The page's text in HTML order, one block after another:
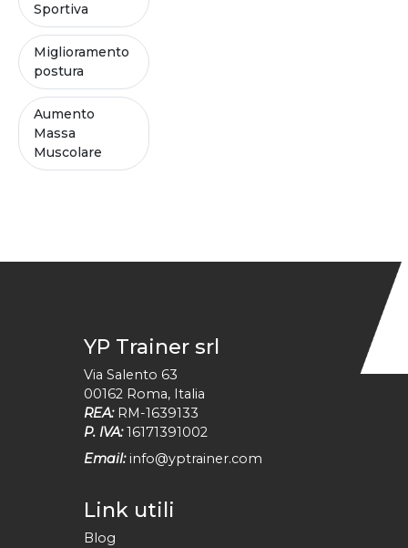
Sportiva
Miglioramento
postura
Aumento
Massa
Muscolare
YP Trainer srl
Via Salento 63
00162 Roma, Italia
REA: RM-1639133
P. IVA: 16171391002
Email: info@yptrainer.com
Link utili
Blog